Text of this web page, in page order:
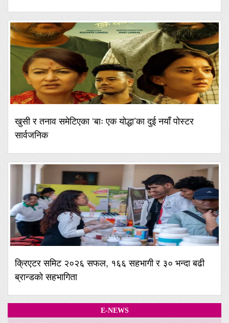
खुसी र तनाव समेटिएका ‘बाः एक योद्धा’का दुई नयाँ पोस्टर
सार्वजनिक
क्रिएटर समिट २०२६ सफल, १६६ सहभागी र ३० भन्दा बढी
ब्रान्डको सहभागिता
E-NEWS